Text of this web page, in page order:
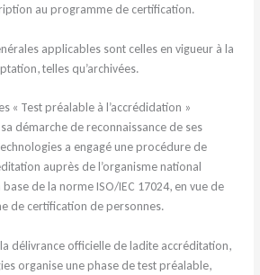
au programme de certification.
applicables sont celles en vigueur à la
telles qu’archivées.
« Test préalable à l’accrédidation »
démarche de reconnaissance de ses
a engagé une procédure de
auprès de l’organisme national
de la norme ISO/IEC 17024, en vue de
de certification de personnes.
la délivrance officielle de ladite accréditation,
organise une phase de test préalable,